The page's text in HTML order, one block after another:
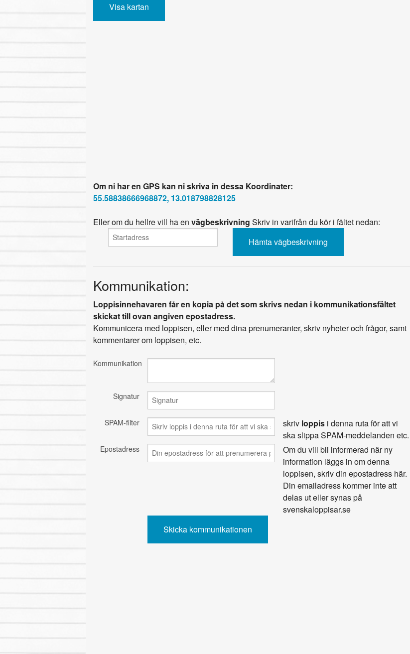
Visa kartan
Om ni har en GPS kan ni skriva in dessa Koordinater:
55.58838666968872, 13.018798828125
Eller om du hellre vill ha en vägbeskrivning Skriv in varifrån du kör i fältet nedan:
Kommunikation:
Loppisinnehavaren får en kopia på det som skrivs nedan i kommunikationsfältet
skickat till ovan angiven epostadress.
Kommunicera med loppisen, eller med dina prenumeranter, skriv nyheter och frågor, samt
kommentarer om loppisen, etc.
Kommunikation
Signatur
SPAM-filter skriv loppisi denna ruta för att vi
ska slippa SPAM-meddelanden etc.
Epostadress
Om du vill bli informerad när ny
information läggs in om denna
loppisen, skriv din epostadress här.
Din emailadress kommer inte att
delas ut eller synas på
svenskaloppisar.se